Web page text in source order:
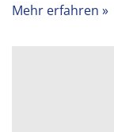
Mehr erfahren